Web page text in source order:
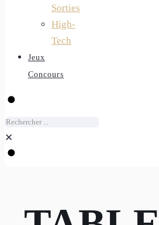
Sorties
High-
Tech
Jeux
Concours
✕